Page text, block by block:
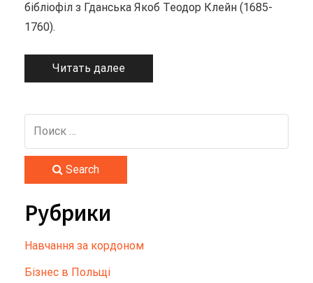
бібліофіл з Гданська Якоб Теодор Клейн (1685-
1760).
Читать далее
Search
Рубрики
Hавчання за кордоном
Бізнес в Польщі